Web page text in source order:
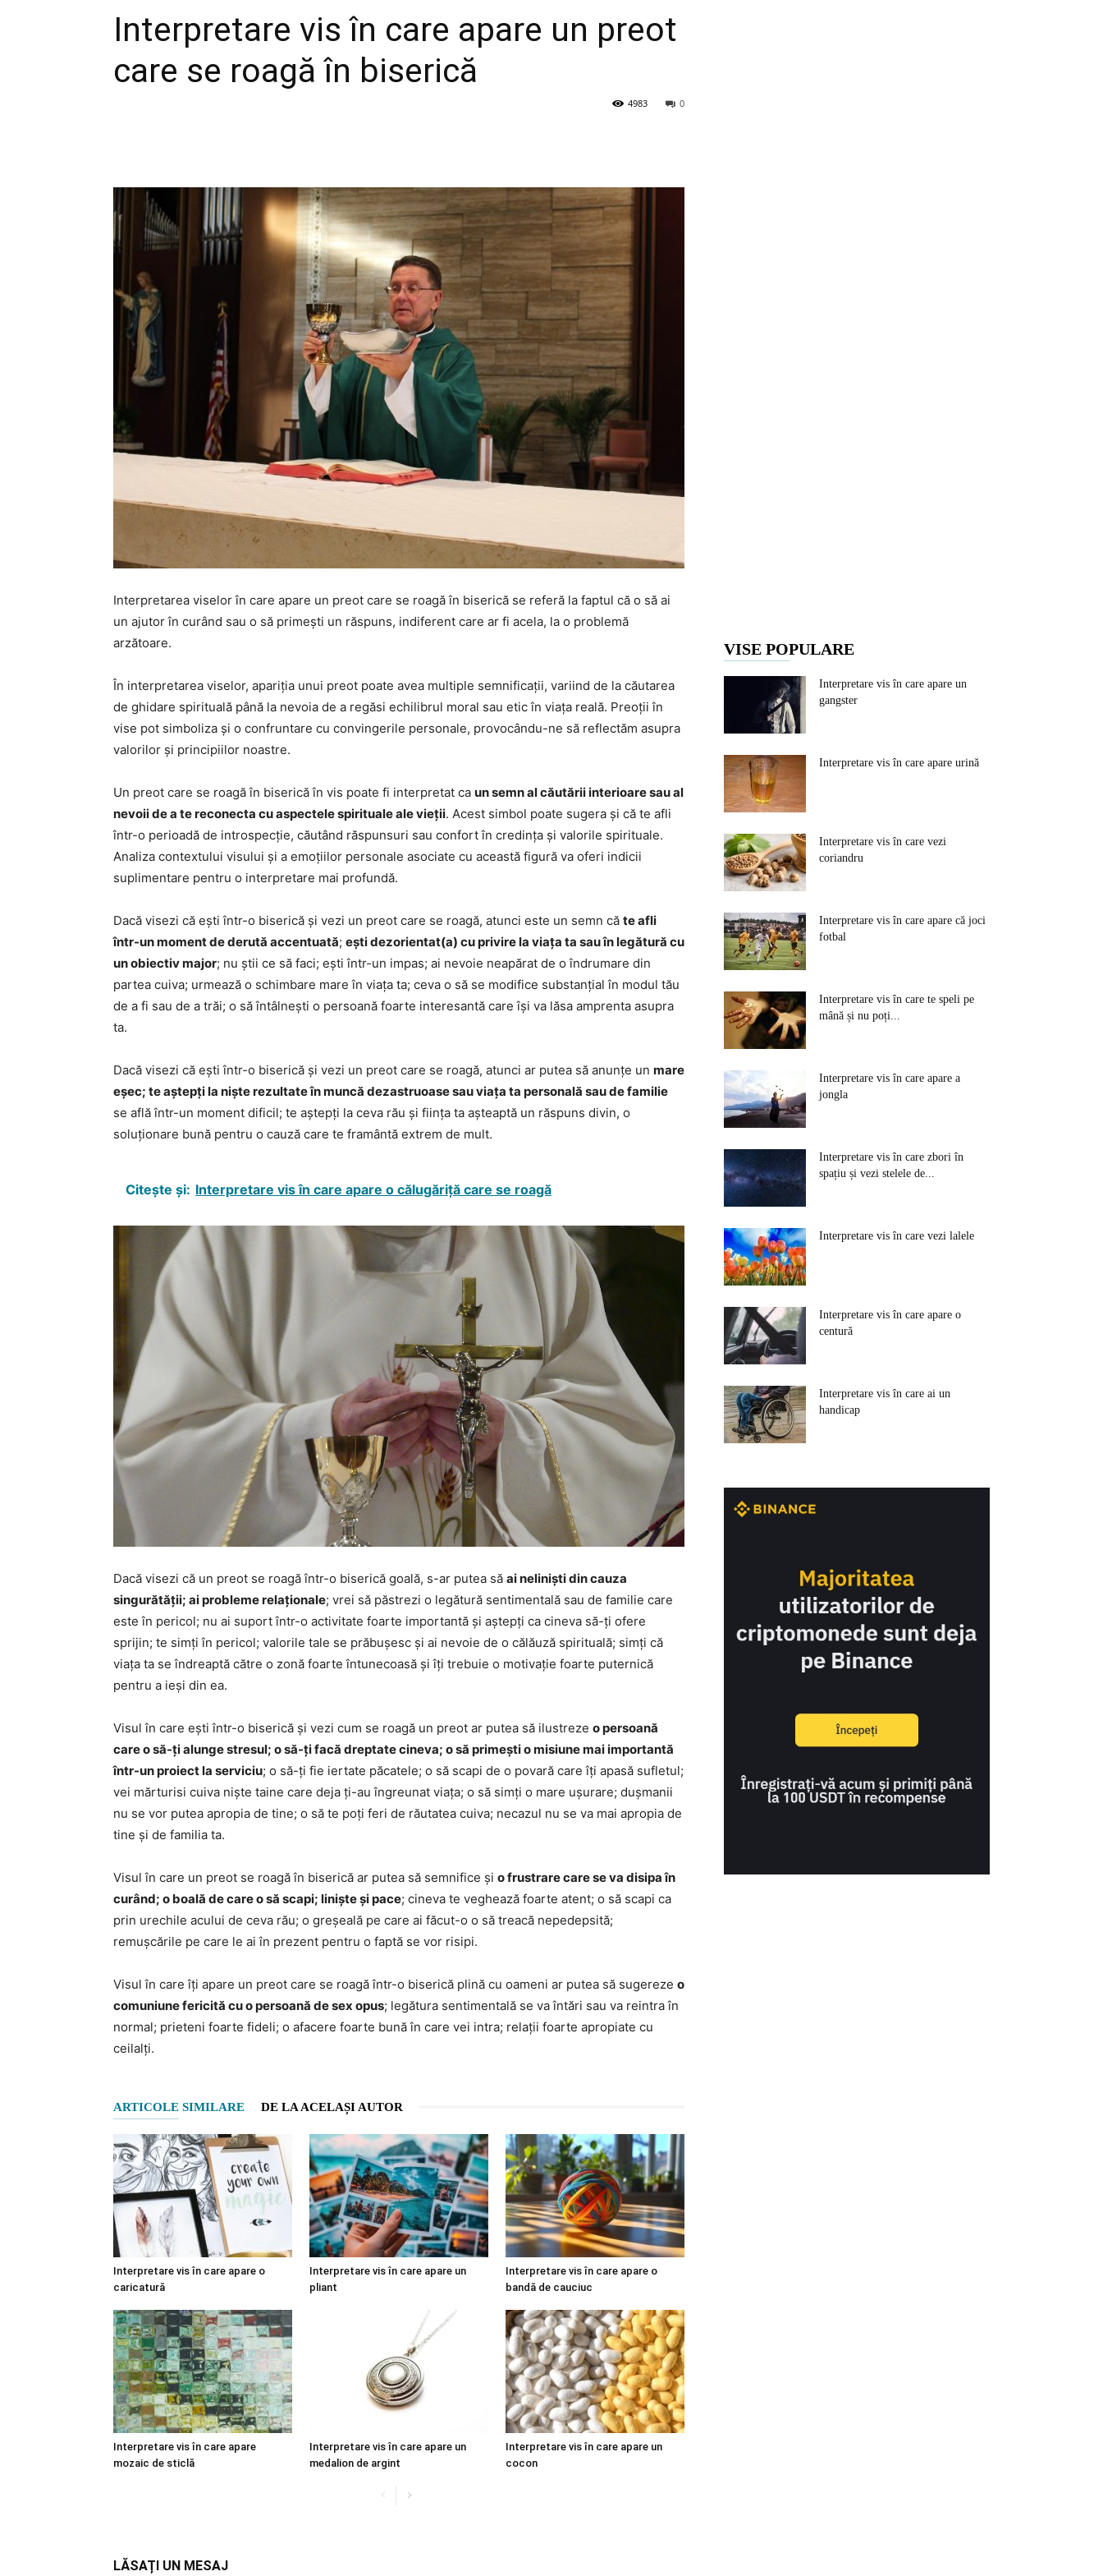
Interpretare vis în care apare un preot
care se roagă în biserică
0
4983
Interpretarea viselor în care apare un preot care se roagă în biserică se referă la faptul că o să ai
un ajutor în curând sau o să primești un răspuns, indiferent care ar fi acela, la o problemă
arzătoare.
În interpretarea viselor, apariția unui preot poate avea multiple semnificații, variind de la căutarea
de ghidare spirituală până la nevoia de a regăsi echilibrul moral sau etic în viața reală. Preoții în
vise pot simboliza și o confruntare cu convingerile personale, provocându-ne să reflectăm asupra
valorilor și principiilor noastre.
Un preot care se roagă în biserică în vis poate fi interpretat ca un semn al căutării interioare sau al
nevoii de a te reconecta cu aspectele spirituale ale vieții. Acest simbol poate sugera și că te afli
într-o perioadă de introspecție, căutând răspunsuri sau confort în credința și valorile spirituale.
Analiza contextului visului și a emoțiilor personale asociate cu această figură va oferi indicii
suplimentare pentru o interpretare mai profundă.
Dacă visezi că ești într-o biserică și vezi un preot care se roagă, atunci este un semn că te afli
într-un moment de derută accentuată; ești dezorientat(a) cu privire la viața ta sau în legătură cu
un obiectiv major; nu știi ce să faci; ești într-un impas; ai nevoie neapărat de o îndrumare din
partea cuiva; urmează o schimbare mare în viața ta; ceva o să se modifice substanțial în modul tău
de a fi sau de a trăi; o să întâlnești o persoană foarte interesantă care își va lăsa amprenta asupra
ta.
Dacă visezi că ești într-o biserică și vezi un preot care se roagă, atunci ar putea să anunțe un mare
eșec; te aștepți la niște rezultate în muncă dezastruoase sau viața ta personală sau de familie
se află într-un moment dificil; te aștepți la ceva rău și ființa ta așteaptă un răspuns divin, o
soluționare bună pentru o cauză care te framântă extrem de mult.
Citește și: Interpretare vis în care apare o călugăriță care se roagă
Dacă visezi că un preot se roagă într-o biserică goală, s-ar putea să ai neliniști din cauza
singurătății; ai probleme relaționale; vrei să păstrezi o legătură sentimentală sau de familie care
este în pericol; nu ai suport într-o activitate foarte importantă și aștepți ca cineva să-ți ofere
sprijin; te simți în pericol; valorile tale se prăbușesc și ai nevoie de o călăuză spirituală; simți că
viața ta se îndreaptă către o zonă foarte întunecoasă și îți trebuie o motivație foarte puternică
pentru a ieși din ea.
Visul în care ești într-o biserică și vezi cum se roagă un preot ar putea să ilustreze o persoană
care o să-ți alunge stresul; o să-ți facă dreptate cineva; o să primești o misiune mai importantă
într-un proiect la serviciu; o să-ți fie iertate păcatele; o să scapi de o povară care îți apasă sufletul;
vei mărturisi cuiva niște taine care deja ți-au îngreunat viața; o să simți o mare ușurare; dușmanii
nu se vor putea apropia de tine; o să te poți feri de răutatea cuiva; necazul nu se va mai apropia de
tine și de familia ta.
Visul în care un preot se roagă în biserică ar putea să semnifice și o frustrare care se va disipa în
curând; o boală de care o să scapi; liniște și pace; cineva te veghează foarte atent; o să scapi ca
prin urechile acului de ceva rău; o greșeală pe care ai făcut-o o să treacă nepedepsită;
remușcările pe care le ai în prezent pentru o faptă se vor risipi.
Visul în care îți apare un preot care se roagă într-o biserică plină cu oameni ar putea să sugereze o
comuniune fericită cu o persoană de sex opus; legătura sentimentală se va întări sau va reintra în
normal; prieteni foarte fideli; o afacere foarte bună în care vei intra; relații foarte apropiate cu
ceilalți.
ARTICOLE SIMILARE DE LA ACELAȘI AUTOR
Interpretare vis în care apare o
caricatură
Interpretare vis în care apare un
pliant
Interpretare vis în care apare o
bandă de cauciuc
Interpretare vis în care apare
mozaic de sticlă
Interpretare vis în care apare un
medalion de argint
Interpretare vis în care apare un
cocon
LĂSAȚI UN MESAJ
VISE POPULARE
Interpretare vis în care apare un
gangster
Interpretare vis în care apare urină
Interpretare vis în care vezi
coriandru
Interpretare vis în care apare că joci
fotbal
Interpretare vis în care te speli pe
mână și nu poți...
Interpretare vis în care apare a
jongla
Interpretare vis în care zbori în
spațiu și vezi stelele de...
Interpretare vis în care vezi lalele
Interpretare vis în care apare o
centură
Interpretare vis în care ai un
handicap